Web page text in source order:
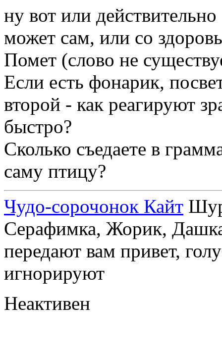
ну вот или
может сам, или со
Помет (слово не
Если есть фонарик,
второй - как реагируют
быстро?
Сколько съедаете в
саму птицу?
Чудо-сорочонок Кайт
Серафимка, Жорик,
передают вам привет,
игнорируют
Неактивен